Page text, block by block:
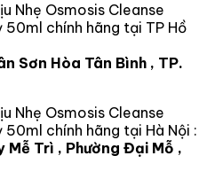
Nhẹ Osmosis Cleanse
50ml chính hãng tại TP Hồ
Sơn Hòa Tân Bình , TP.
Nhẹ Osmosis Cleanse
chính hãng tại Hà Nội :
Mễ Trì , Phường Đại Mỗ ,